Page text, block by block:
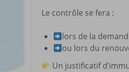
Le contrôle se fera :
lors de la
ou lors du
Un justificatif